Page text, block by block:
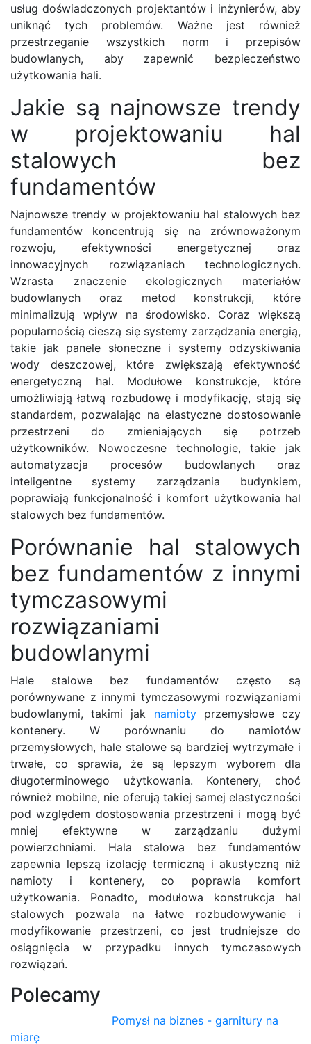
usług doświadczonych projektantów i inżynierów, aby
uniknąć tych problemów. Ważne jest również
przestrzeganie wszystkich norm i przepisów
budowlanych, aby zapewnić bezpieczeństwo
użytkowania hali.
Jakie są najnowsze trendy
w projektowaniu hal
stalowych bez
fundamentów
Najnowsze trendy w projektowaniu hal stalowych bez
fundamentów koncentrują się na zrównoważonym
rozwoju, efektywności energetycznej oraz
innowacyjnych rozwiązaniach technologicznych.
Wzrasta znaczenie ekologicznych materiałów
budowlanych oraz metod konstrukcji, które
minimalizują wpływ na środowisko. Coraz większą
popularnością cieszą się systemy zarządzania energią,
takie jak panele słoneczne i systemy odzyskiwania
wody deszczowej, które zwiększają efektywność
energetyczną hal. Modułowe konstrukcje, które
umożliwiają łatwą rozbudowę i modyfikację, stają się
standardem, pozwalając na elastyczne dostosowanie
przestrzeni do zmieniających się potrzeb
użytkowników. Nowoczesne technologie, takie jak
automatyzacja procesów budowlanych oraz
inteligentne systemy zarządzania budynkiem,
poprawiają funkcjonalność i komfort użytkowania hal
stalowych bez fundamentów.
Porównanie hal stalowych
bez fundamentów z innymi
tymczasowymi
rozwiązaniami
budowlanymi
Hale stalowe bez fundamentów często są
porównywane z innymi tymczasowymi rozwiązaniami
budowlanymi, takimi jak namiotyprzemysłowe czy
kontenery. W porównaniu do namiotów
przemysłowych, hale stalowe są bardziej wytrzymałe i
trwałe, co sprawia, że są lepszym wyborem dla
długoterminowego użytkowania. Kontenery, choć
również mobilne, nie oferują takiej samej elastyczności
pod względem dostosowania przestrzeni i mogą być
mniej efektywne w zarządzaniu dużymi
powierzchniami. Hala stalowa bez fundamentów
zapewnia lepszą izolację termiczną i akustyczną niż
namioty i kontenery, co poprawia komfort
użytkowania. Ponadto, modułowa konstrukcja hal
stalowych pozwala na łatwe rozbudowywanie i
modyfikowanie przestrzeni, co jest trudniejsze do
osiągnięcia w przypadku innych tymczasowych
rozwiązań.
Polecamy
Pomysł na biznes - garnitury na
miarę